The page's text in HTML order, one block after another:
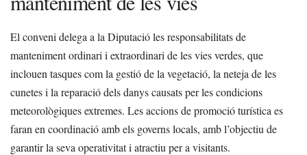
El conveni delega a la Diputació les responsabilitats de
manteniment ordinari i extraordinari de les vies verdes, que
inclouen tasques com la gestió de la vegetació, la neteja de les
cunetes i la reparació dels danys causats per les condicions
meteorològiques extremes. Les accions de promoció turística es
faran en coordinació amb els governs locals, amb l’objectiu de
garantir la seva operativitat i atractiu per a visitants.